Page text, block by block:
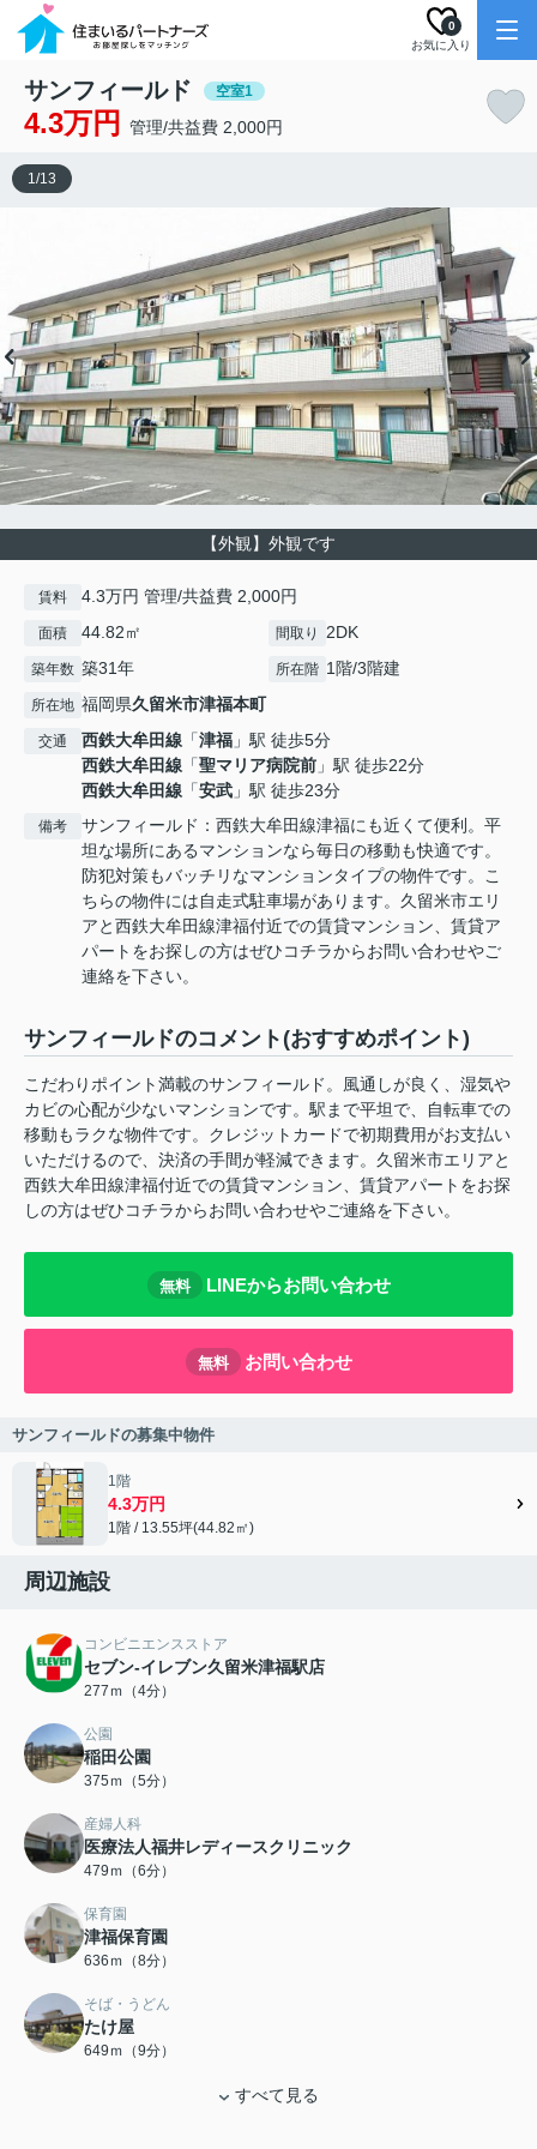
お気に入り
0
サンフィールド 空室1
4.3万円 管理/共益費 2,000円
【外観】外観です
1/13
賃料 4.3万円 管理/共益費 2,000円
面積 44.82㎡ 間取り 2DK
築年数 築31年 所在階 1階/3階建
所在地 福岡県久留米市津福本町
交通 西鉄大牟田線 「津福 」駅 徒歩5分
西鉄大牟田線 「聖マリア病院前 」駅 徒歩22分
西鉄大牟田線 「安武 」駅 徒歩23分
備考
サンフィールド：西鉄大牟田線津福にも近くて便利。平
坦な場所にあるマンションなら毎日の移動も快適です。
防犯対策もバッチリなマンションタイプの物件です。こ
ちらの物件には自走式駐車場があります。久留米市エリ
アと西鉄大牟田線津福付近での賃貸マンション、賃貸ア
パートをお探しの方はぜひコチラからお問い合わせやご
連絡を下さい。
サンフィールドのコメント(おすすめポイント)
こだわりポイント満載のサンフィールド。風通しが良く、湿気や
カビの心配が少ないマンションです。駅まで平坦で、自転車での
移動もラクな物件です。クレジットカードで初期費用がお支払い
いただけるので、決済の手間が軽減できます。久留米市エリアと
西鉄大牟田線津福付近での賃貸マンション、賃貸アパートをお探
しの方はぜひコチラからお問い合わせやご連絡を下さい。
無料 LINEからお問い合わせ
無料 お問い合わせ
サンフィールドの募集中物件
1階
4.3万円
1階 / 13.55坪(44.82㎡)
周辺施設
コンビニエンスストア
セブン-イレブン久留米津福駅店
277ｍ（4分）
公園
稲田公園
375ｍ（5分）
産婦人科
医療法人福井レディースクリニック
479ｍ（6分）
保育園
津福保育園
636ｍ（8分）
そば・うどん
たけ屋
649ｍ（9分）
すべて見る